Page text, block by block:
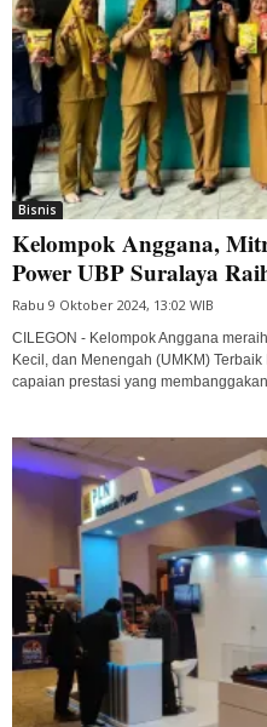
Bisnis
Kelompok Anggana,
Power UBP Suralaya
Rabu 9 Oktober 2024, 13:02 WIB
CILEGON - Kelompok Anggana
Kecil, dan Menengah (UMKM)
capaian prestasi yang